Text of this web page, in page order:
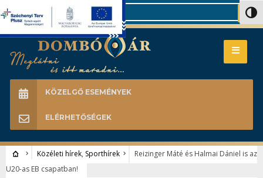
Search
KÖZELGŐ ESEMÉNYEK
ELÉRHETŐSÉGEK
Közéleti hírek, Sporthírek
Reizinger Máté és Halmai Dániel is az
U20-as EB csapatban!